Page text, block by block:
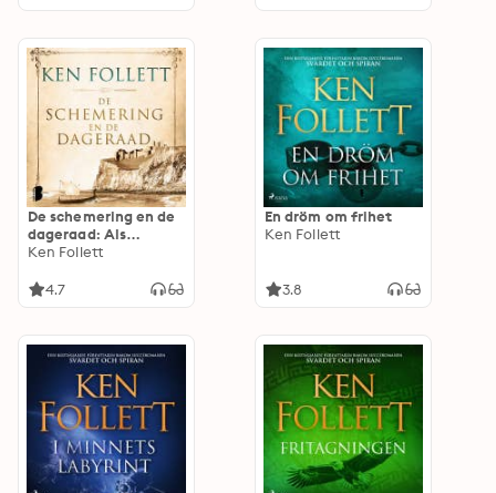
De schemering en de
dageraad: Als
Engeland wordt
Vikingen, raken drie
Ken Follett
4.7
En dröm om frihet
Ken Follett
3.8